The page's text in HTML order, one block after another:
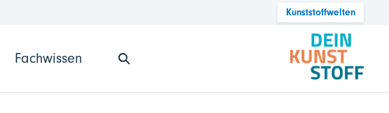
Kunststoffwelten
Fachwissen